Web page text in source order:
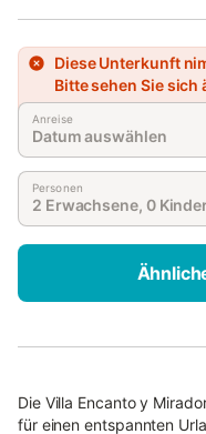
Diese Unterkunft
Bitte sehen Sie
Anreise
Datum auswählen
Personen
2 Erwachsene, 0
Die Villa Encanto y
für einen entspannten